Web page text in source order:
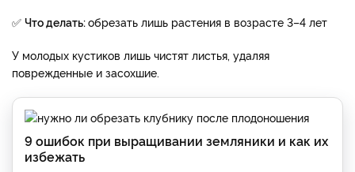
✅ Что делать:обрезать лишь растения в возрасте 3–4 лет
У молодых кустиков лишь чистят листья, удаляя
поврежденные и засохшие.
9 ошибок при выращивании земляники и как их
избежать